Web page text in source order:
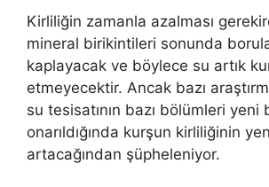
Kirliliğin zamanla azalması
mineral birikintileri sonunda
kaplayacak ve böylece su artık
etmeyecektir. Ancak bazı
su tesisatının bazı bölümleri yeni
onarıldığında kurşun kirliliğinin
artacağından şüpheleniyor.